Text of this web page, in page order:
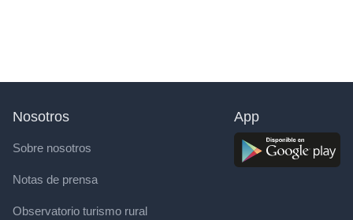
Nosotros
Sobre nosotros
Notas de prensa
Observatorio turismo rural
App